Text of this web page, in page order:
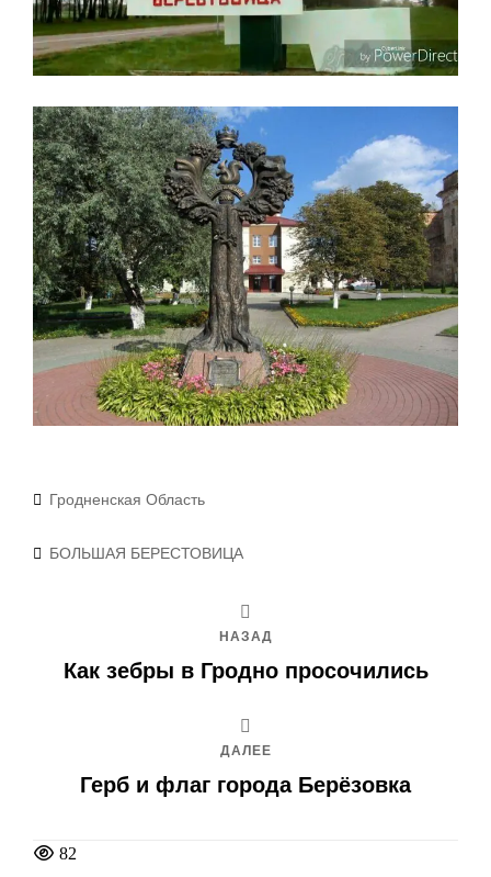
Рубрики
Гродненская Область
Метки
БОЛЬШАЯ БЕРЕСТОВИЦА
НАЗАД
Как зебры в Гродно просочились
ДАЛЕЕ
Герб и флаг города Берёзовка
82